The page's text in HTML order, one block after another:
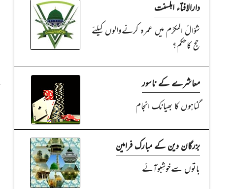
دارالافتاء اہلسنت
شوّالُ المکرَّم میں عمرہ کرنےوالوں کیلئے
حج کاحکم؟
معاشرے کے ناسور
گناہوں کا بھیانک انجام
بزرگان دین کے مبارک فرامین
باتوں سےخوشِبوآئے